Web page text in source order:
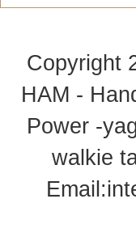
Copyright
HAM -
Power -
walkie
Email: